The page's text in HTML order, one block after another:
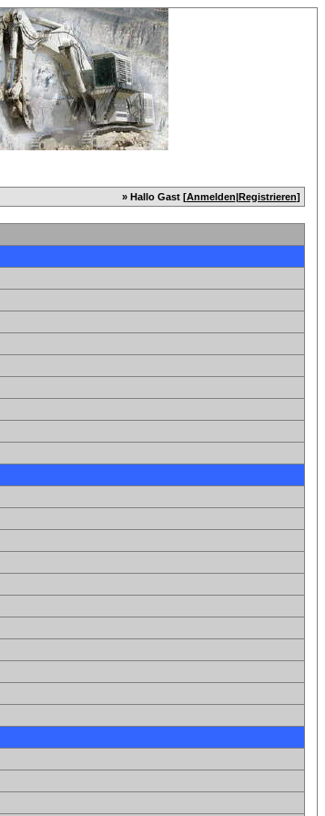
» Hallo Gast [Anmelden|Registrieren]